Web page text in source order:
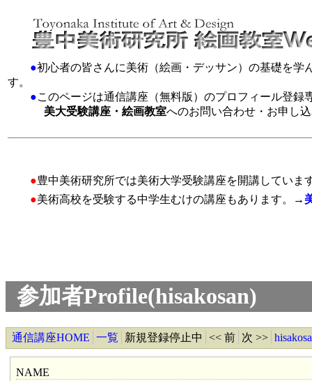
●初心者の皆さんに美術（絵画・デッサン）の基礎を
す。
●このページは通信講座（無料版）のプロフィール登録
美大受験講座・絵画教室へのお問い合わせ・お申し
●豊中美術研究所では美術大学受験講座を開講していま
●美術高校を受験する中学生むけの講座もあります。→
参加者Profile(hisakosan)
通信講座HOME 一覧 新規登録停止中 << 前 次 >>
NAME